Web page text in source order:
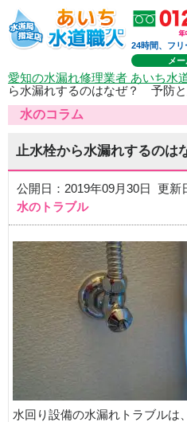
24時間、フリ
メ
愛知の水漏れ修理業者 あいち水
ら水漏れするのはなぜ？ 予防
水のコラム
止水栓から水漏れするの
公開日：2019年09月30日 更新
水のトラブル
水回り設備の水漏れトラブルは